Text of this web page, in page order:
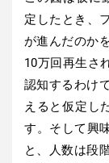
定したとき、
が進んだのか
10万回再生さ
認知するわけ
えると仮定し
す。そして興
と、人数は段